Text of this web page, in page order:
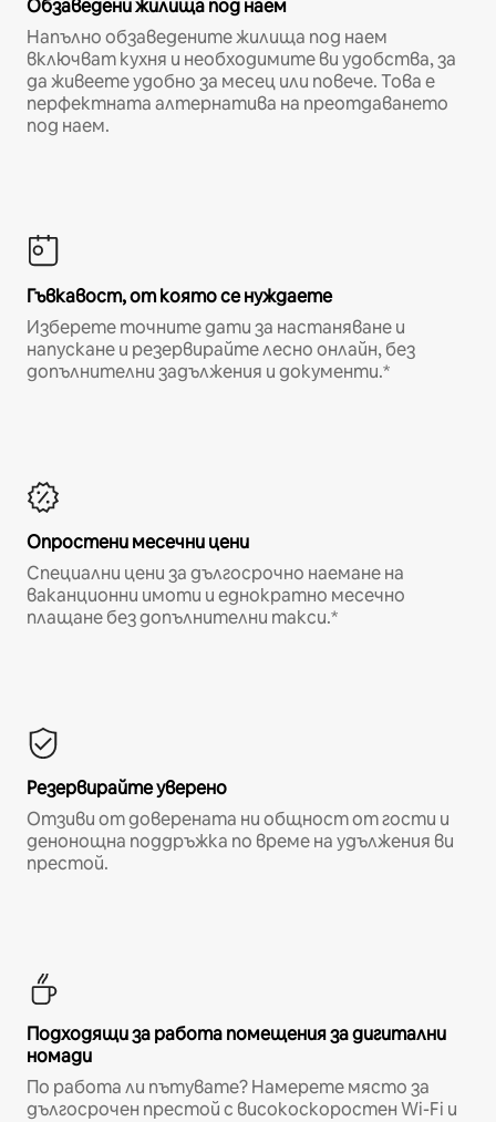
Обзаведени жилища под наем
Напълно обзаведените жилища под наем
включват кухня и необходимите ви удобства, за
да живеете удобно за месец или повече. Това е
перфектната алтернатива на преотдаването
под наем.
Гъвкавост, от която се нуждаете
Изберете точните дати за настаняване и
напускане и резервирайте лесно онлайн, без
допълнителни задължения и документи.*
Опростени месечни цени
Специални цени за дългосрочно наемане на
ваканционни имоти и еднократно месечно
плащане без допълнителни такси.*
Резервирайте уверено
Отзиви от доверената ни общност от гости и
денонощна поддръжка по време на удължения ви
престой.
Подходящи за работа помещения за дигитални
номади
По работа ли пътувате? Намерете място за
дългосрочен престой с високоскоростен Wi-Fi и